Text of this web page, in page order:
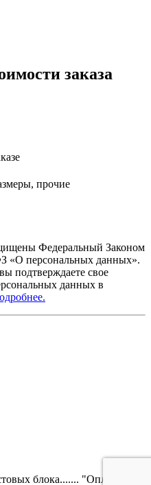
заказа
прочие
Федеральный Законом
«О персональных данных».
подтверждаете свое
данных в
блока....... "Оплатить